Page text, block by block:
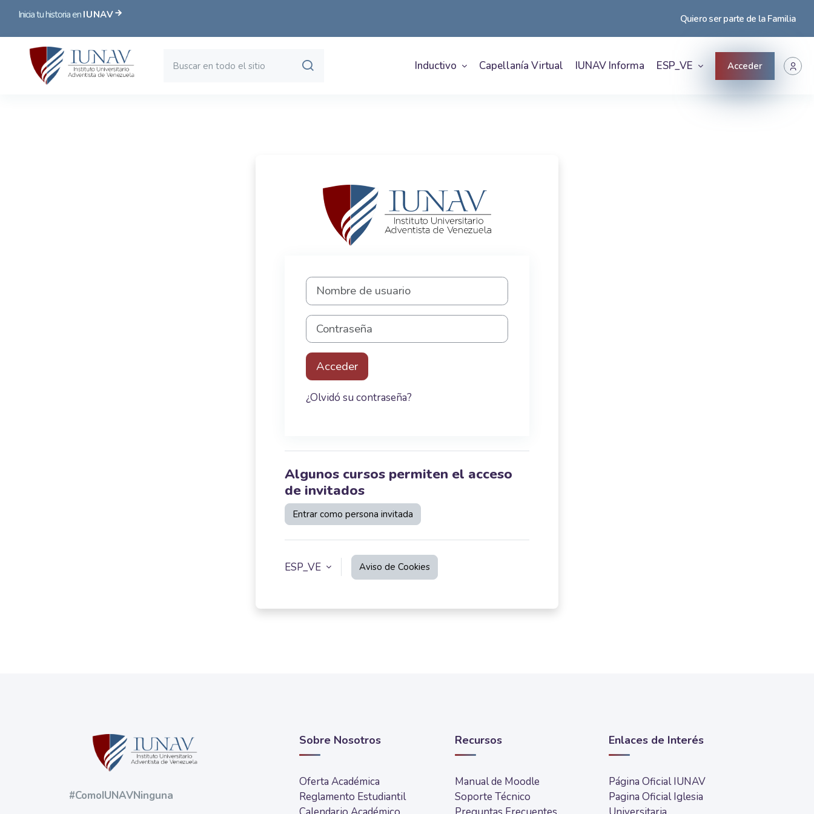
Inicia tu historia en IUNAV Quiero ser parte de la Familia
Inductivo Capellanía Virtual IUNAV Informa ESP_VE Acceder
Entrar a Campus Virtual IUNAV
Nombre de usuario
Contraseña
Acceder
¿Olvidó su contraseña?
Algunos cursos permiten el acceso
de invitados
Entrar como persona invitada
ESP_VE Aviso de Cookies
#ComoIUNAVNinguna
Sobre Nosotros
Oferta Académica
Reglamento Estudiantil
Recursos
Manual de Moodle
Soporte Técnico
Enlaces de Interés
Página Oficial IUNAV
Pagina Oficial Iglesia